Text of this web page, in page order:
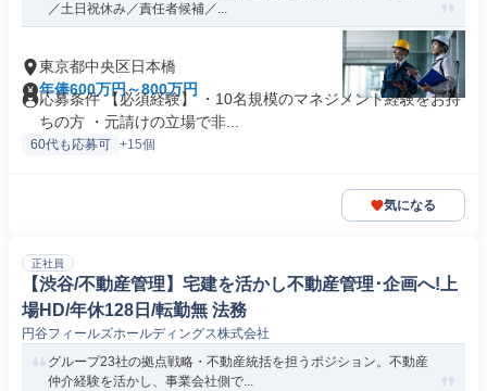
／土日祝休み／責任者候補／...
東京都中央区日本橋
年俸600万円～800万円
応募条件 【必須経験】 ・10名規模のマネジメント経験をお持
ちの方 ・元請けの立場で非...
60代も応募可 +15個
気になる
正社員
【渋谷/不動産管理】宅建を活かし不動産管理･企画へ!上
場HD/年休128日/転勤無 法務
円谷フィールズホールディングス株式会社
グループ23社の拠点戦略・不動産統括を担うポジション。不動産
仲介経験を活かし、事業会社側で...